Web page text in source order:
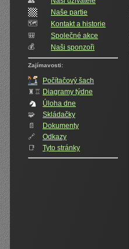
Naše partie
🗺️
Kontakt a historie
🎒
Společné akce
💰
Naši sponzoři
Zajímavosti:
Počítačový šach
♜♖ Diagramy týdne
Úloha dne
🧩
Skládačky
📄
Dokumenty
🔗
Odkazy
📑
Tyto stránky